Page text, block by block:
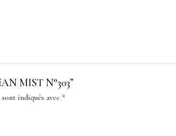
MIST N°303”
indiqués avec *